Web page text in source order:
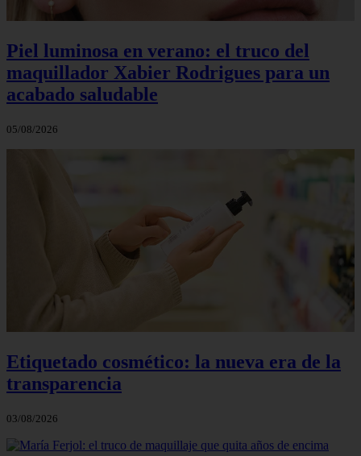
Piel luminosa en verano: el truco del
maquillador Xabier Rodrigues para un
acabado saludable
05/08/2026
Etiquetado cosmético: la nueva era de la
transparencia
03/08/2026